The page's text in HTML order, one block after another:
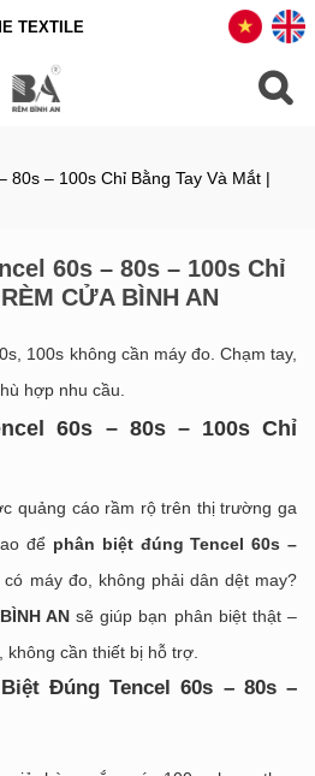
TEXTILE
80s – 100s Chỉ Bằng Tay Và Mắt |
60s – 80s – 100s Chỉ
CỬA BÌNH AN
100s không cần máy đo. Chạm tay,
hợp nhu cầu.
60s – 80s – 100s Chỉ
quảng cáo rầm rộ trên thị trường ga
để phân biệt đúng Tencel 60s –
có máy đo, không phải dân dệt may?
AN sẽ giúp bạn phân biệt thật –
cần thiết bị hỗ trợ.
Đúng Tencel 60s – 80s –